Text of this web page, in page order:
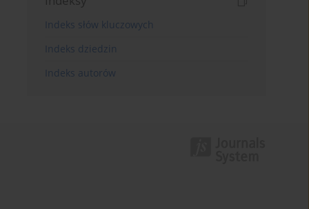
Indeks słów kluczowych
Indeks dziedzin
Indeks autorów